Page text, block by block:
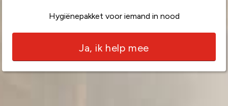
Hygiënepakket voor iemand in nood
Ja, ik help mee